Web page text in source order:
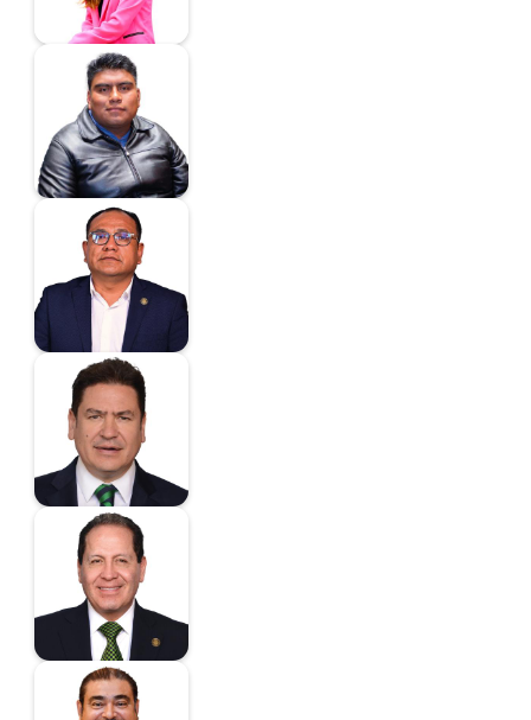
Jonathan Puertos
Chimalhua
Diputado
Alatriste Cantú
Adolfo
Diputado
Astudillo Suárez
Ricardo
Diputado
Ávila Villegas Eruviel
Diputado
Avilés Álvarez
Alejandro